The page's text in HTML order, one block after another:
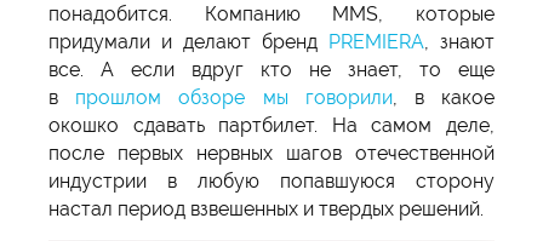
понадобится. Компанию MMS, которые
придумали и делают бренд PREMIERA, знают
все. А если вдруг кто не знает, то еще
в прошлом обзоре мы говорили, в какое
окошко сдавать партбилет. На самом деле,
после первых нервных шагов отечественной
индустрии в любую попавшуюся сторону
настал период взвешенных и твердых решений.